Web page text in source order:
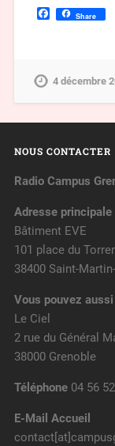
Facebook
Share
4 décembre
NOUS CONTACTER
Radio Campus
Adresse principale
Bâtiment EVE
101 place du
38400 Saint-
Vous pouvez
Le Ciel
2 rue du Général
38000 Grenoble
Téléphone04 56
E-Mail Accueil